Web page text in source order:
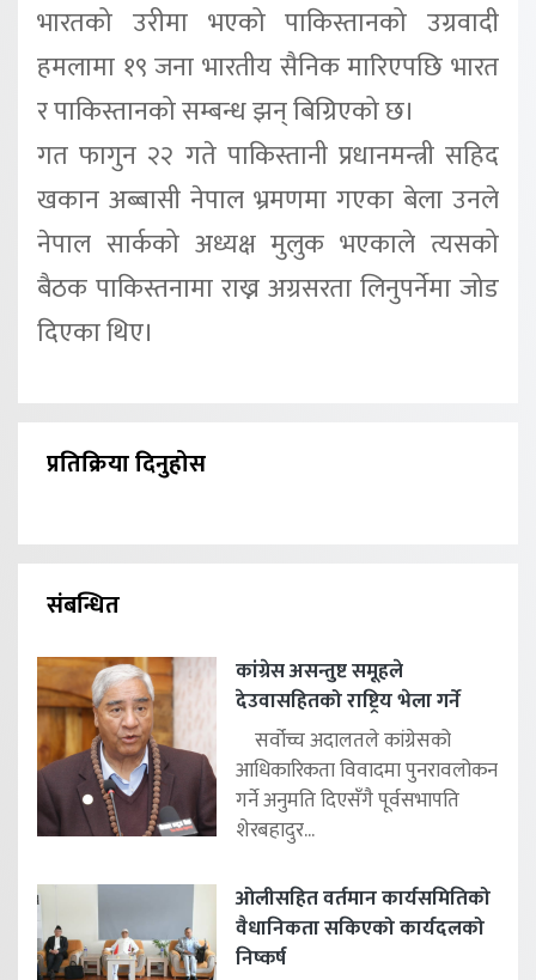
भारतको उरीमा भएको पाकिस्तानको उग्रवादी
हमलामा १९ जना भारतीय सैनिक मारिएपछि भारत
र पाकिस्तानको सम्बन्ध झन् बिग्रिएको छ।
गत फागुन २२ गते पाकिस्तानी प्रधानमन्त्री सहिद
खकान अब्बासी नेपाल भ्रमणमा गएका बेला उनले
नेपाल सार्कको अध्यक्ष मुलुक भएकाले त्यसको
बैठक पाकिस्तनामा राख्न अग्रसरता लिनुपर्नेमा जोड
दिएका थिए।
प्रतिक्रिया दिनुहोस
संबन्धित
कांग्रेस असन्तुष्ट समूहले
देउवासहितको राष्ट्रिय भेला गर्ने
सर्वोच्च अदालतले कांग्रेसको
आधिकारिकता विवादमा पुनरावलोकन
गर्ने अनुमति दिएसँगै पूर्वसभापति
शेरबहादुर...
ओलीसहित वर्तमान कार्यसमितिको
वैधानिकता सकिएको कार्यदलको
निष्कर्ष